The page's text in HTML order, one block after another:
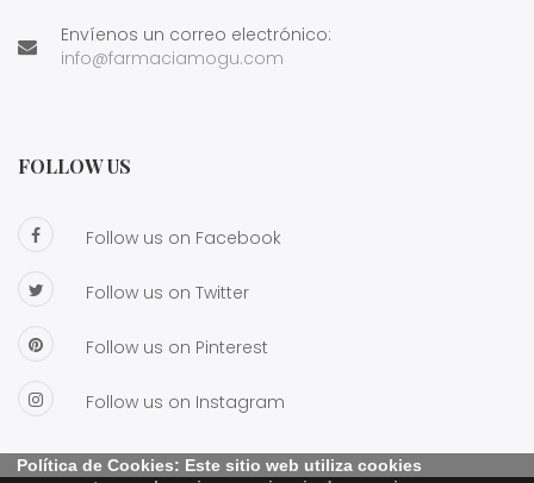
Envíenos un correo electrónico:
info@farmaciamogu.com
FOLLOW US
Follow us on Facebook
Follow us on Twitter
Follow us on Pinterest
Follow us on Instagram
Política de Cookies: Este sitio web utiliza cookies